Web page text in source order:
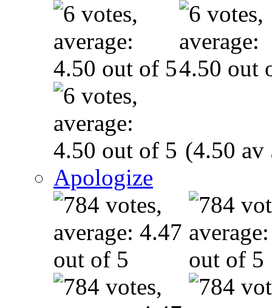
(4.50 av
Apologize